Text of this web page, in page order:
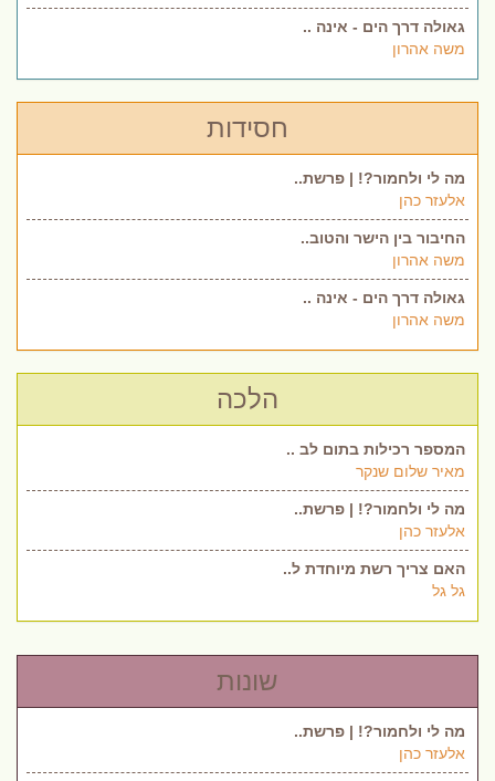
גאולה דרך הים - אינה ..
משה אהרון
חסידות
מה לי ולחמור?! | פרשת..
אלעזר כהן
החיבור בין הישר והטוב..
משה אהרון
גאולה דרך הים - אינה ..
משה אהרון
הלכה
המספר רכילות בתום לב ..
מאיר שלום שנקר
מה לי ולחמור?! | פרשת..
אלעזר כהן
האם צריך רשת מיוחדת ל..
גל גל
שונות
מה לי ולחמור?! | פרשת..
אלעזר כהן